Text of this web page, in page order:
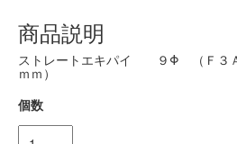
商品説明
ストレートエキパイ ９Φ （Ｆ
ｍｍ）
個数